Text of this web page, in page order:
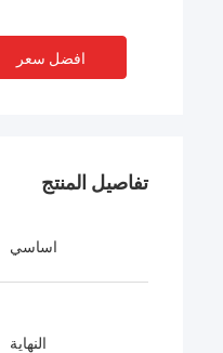
افضل سعر
تفاصيل المنتج
اساسي
النهاية